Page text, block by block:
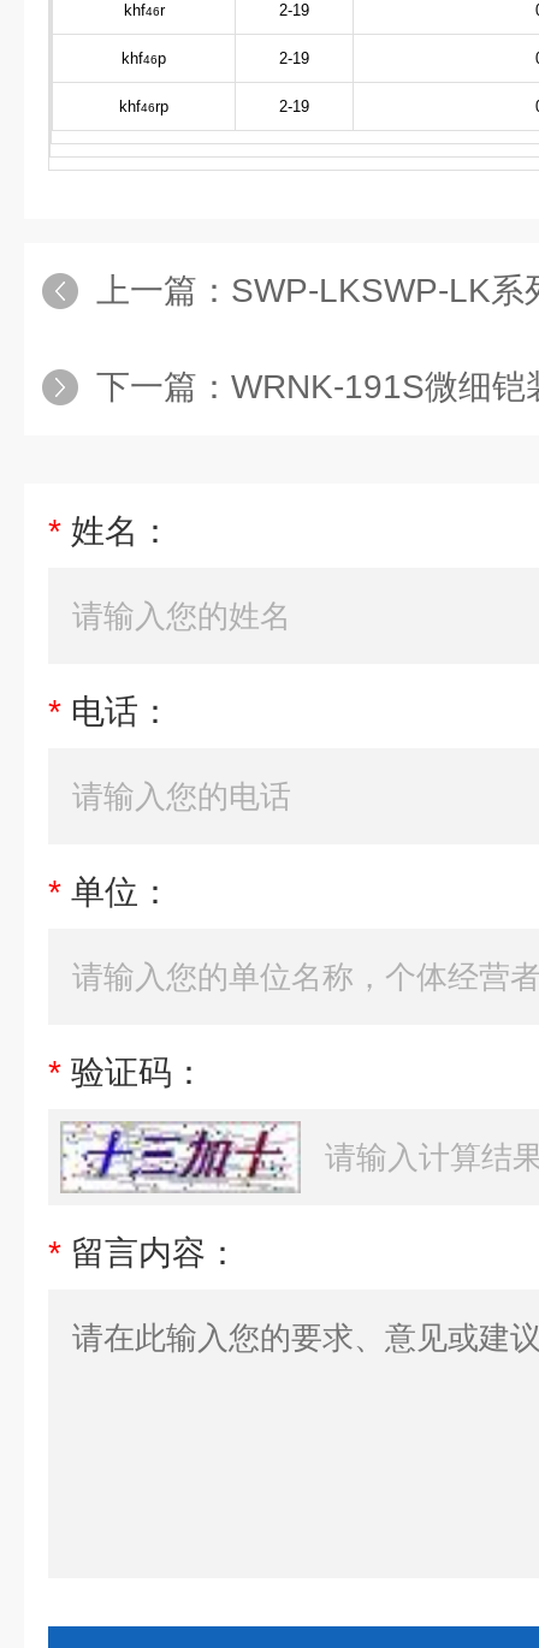
khf46r 2-19
khf46p 2-19
khf46rp 2-19
上一篇： SWP-LKSWP-LK系
下一篇： WRNK-191S微细铠
* 姓名：
* 电话：
* 单位：
* 验证码：
* 留言内容：